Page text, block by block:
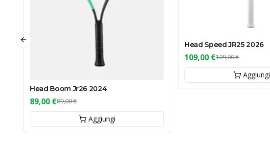
Head Boom Jr26 2024
89,00 €89,00 €
Aggiungi
Head Speed JR25 2026
109,00 €109,00 €
Aggiungi
Previous slide